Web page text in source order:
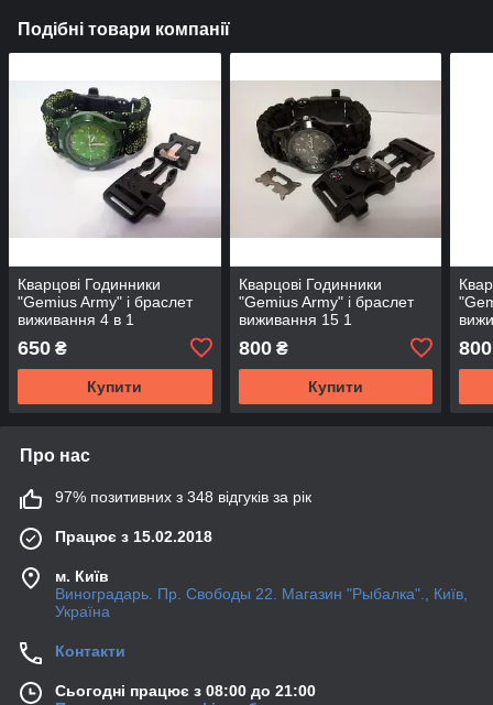
Подібні товари компанії
Кварцові Годинники
"Gemius Army" і браслет
виживання 4 в 1
650 ₴
Купити
Кварцові Годинники
"Gemius Army" і браслет
виживання 15 1
800₴
Купити
800
Про нас
97% позитивних з 348 відгуків за рік
Працює з 15.02.2018
м. Київ
Виноградарь. Пр. Свободы 22. Магазин "Рыбалка"., Київ,
Україна
Контакти
Сьогодні працює з 08:00 до 21:00